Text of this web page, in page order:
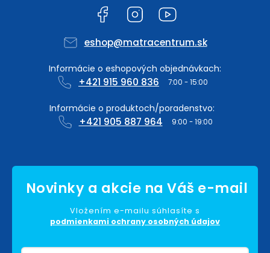
Facebook Instagram
eshop@matracentrum.sk
+421 915 960 836
+421 905 887 964
Vložením e-mailu súhlasíte s
podmienkami ochrany osobných údajov